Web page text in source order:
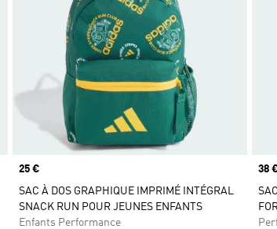
Prix
25 €
SAC À DOS GRAPHIQUE IMPRIMÉ INTÉGRAL
SNACK RUN POUR JEUNES ENFANTS
Enfants Performance
38